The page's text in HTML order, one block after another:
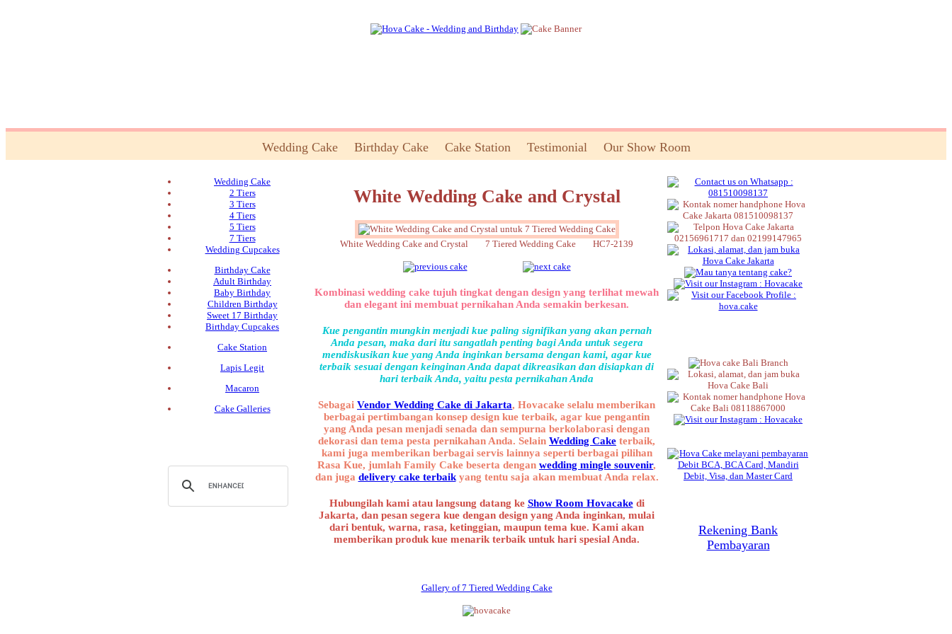
Wedding Cake Birthday Cake Cake Station Testimonial Our Show Room
Wedding Cake
2 Tiers
3 Tiers
4 Tiers
5 Tiers
7 Tiers
Wedding Cupcakes
Birthday Cake
Adult Birthday
Baby Birthday
Children Birthday
Sweet 17 Birthday
Birthday Cupcakes
Cake Station
Lapis Legit
Macaron
Cake Galleries
White Wedding Cake and Crystal
White Wedding Cake and Crystal 7 Tiered Wedding Cake HC7-2139
Kombinasi wedding cake tujuh tingkat dengan design yang terlihat mewah
dan elegant ini membuat pernikahan Anda semakin berkesan.
Kue pengantin mungkin menjadi kue paling signifikan yang akan pernah
Anda pesan, maka dari itu sangatlah penting bagi Anda untuk segera
mendiskusikan kue yang Anda inginkan bersama dengan kami, agar kue
terbaik sesuai dengan keinginan Anda dapat dikreasikan dan disiapkan di
hari terbaik Anda, yaitu pesta pernikahan Anda
Sebagai Vendor Wedding Cake di Jakarta, Hovacake selalu memberikan
berbagai pertimbangan konsep design kue terbaik, agar kue pengantin
yang Anda pesan menjadi senada dan sempurna berkolaborasi dengan
dekorasi dan tema pesta pernikahan Anda. Selain Wedding Cake terbaik,
kami juga memberikan berbagai servis lainnya seperti berbagai pilihan
Rasa Kue, jumlah Family Cake beserta dengan wedding mingle souvenir,
dan juga delivery cake terbaikyang tentu saja akan membuat Anda relax.
Hubungilah kami atau langsung datang ke Show Room Hovacakedi
Jakarta, dan pesan segera kue dengan design yang Anda inginkan, mulai
dari bentuk, warna, rasa, ketinggian, maupun tema kue. Kami akan
memberikan produk kue menarik terbaik untuk hari spesial Anda.
Gallery of 7 Tiered Wedding Cake
Rekening Bank
Pembayaran